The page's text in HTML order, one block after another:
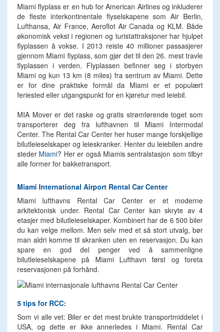
Miami flyplass er en hub for American Airlines og inkluderer
de fleste interkontinentale flyselskapene som Air Berlin,
Lufthansa, Air France, Aeroflot Air Canada og KLM. Både
økonomisk vekst i regionen og turistattraksjoner har hjulpet
flyplassen å vokse. I 2013 reiste 40 millioner passasjerer
gjennom Miami flyplass, som gjør det til den 26. mest travle
flyplassen i verden. Flyplassen befinner seg i storbyen
Miami og kun 13 km (8 miles) fra sentrum av Miami. Dette
er for dine praktiske formål da Miami er et populært
feriested eller utgangspunkt for en kjøretur med leiebil.
MIA Mover er det raske og gratis strømførende toget som
transporterer deg fra lufthavnen til Miami Intermodal
Center. The Rental Car Center her huser mange forskjellige
bilutleieselskaper og leieskranker. Henter du leiebilen andre
steder Miami? Her er også Miamis sentralstasjon som tilbyr
alle former for bakketransport.
Miami International Airport Rental Car Center
Miami lufthavns Rental Car Center er et moderne
arkitektonisk under. Rental Car Center kan skryte av 4
etasjer med bilutleieselskaper. Kombinert har de 6 500 biler
du kan velge mellom. Men selv med et så stort utvalg, bør
man aldri komme til skranken uten en reservasjon. Du kan
spare en god del penger ved å sammenligne
bilutleieselskapene på Miami Lufthavn først og foreta
reservasjonen på forhånd.
5 tips for RCC:
Som vi alle vet: Biler er det mest brukte transportmiddelet i
USA, og dette er ikke annerledes i Miami. Rental Car